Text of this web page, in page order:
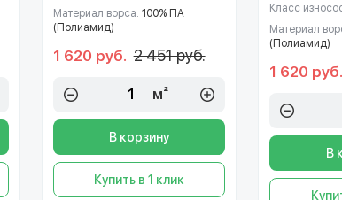
Материал ворса: 100% ПА
(Полиамид)
1 620 руб. 2 451 руб.
м²
В корзину
Купить в 1 клик
Класс
Материал
(Полиамид)
1 620 руб.
В